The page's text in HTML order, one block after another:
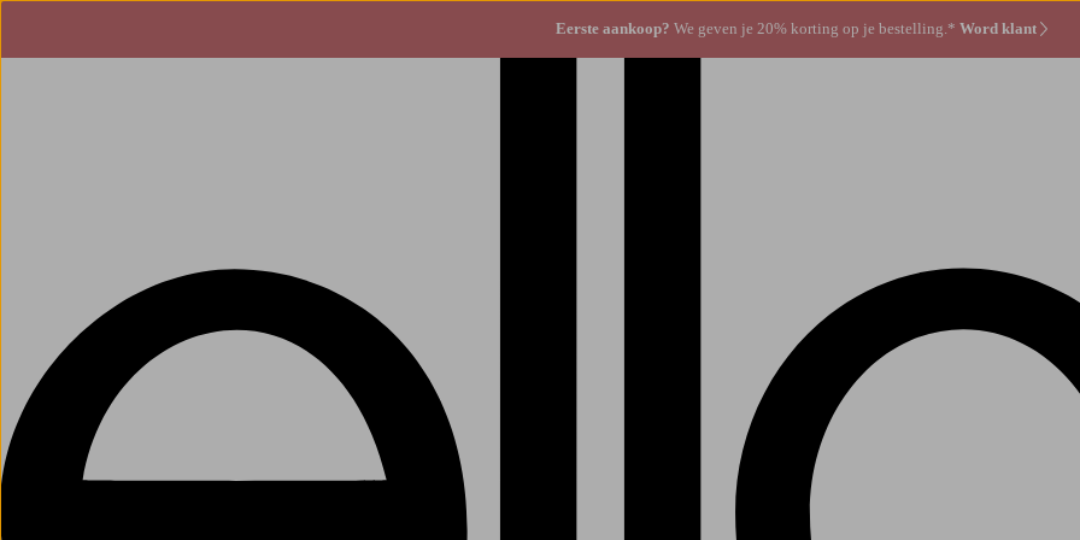
Eerste aankoop? We geven je 20% korting op je bestelling.* Word klant